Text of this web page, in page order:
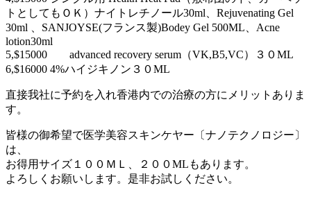
トとしてもＯＫ）ナイトレチノール30ml、Rejuvenating Gel
30ml 、SANJOYSE(フランス製)Bodey Gel 500ML、Acne
lotion30ml
5,$15000 advanced recovery serum（VK,B5,VC）３０ML
6,$16000 4%ハイジキノン３０ML
直接我社に予約を入れ香港内での治療の方にメリットありま
す。
皆様の御希望で医学美容スキンケヤー〔ナノテクノロジー〕
は、
お得用サイズ１００ＭＬ、２００MLもあります。
よろしくお願いします。是非お試しください。